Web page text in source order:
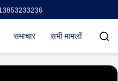
समाचार सभी मामलों